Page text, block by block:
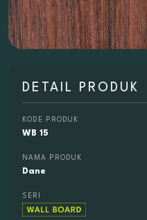
DETAIL PRODUK
KODE PRODUK
WB 15
NAMA PRODUK
Dane
SERI